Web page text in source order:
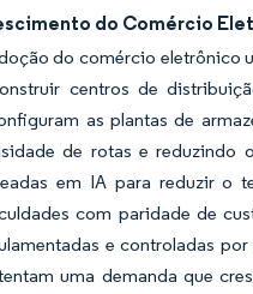
do Comércio
do comércio eletrônico
centros de
as plantas de
de rotas e reduzindo
em IA para reduzir o
com paridade de
e controladas
uma demanda que